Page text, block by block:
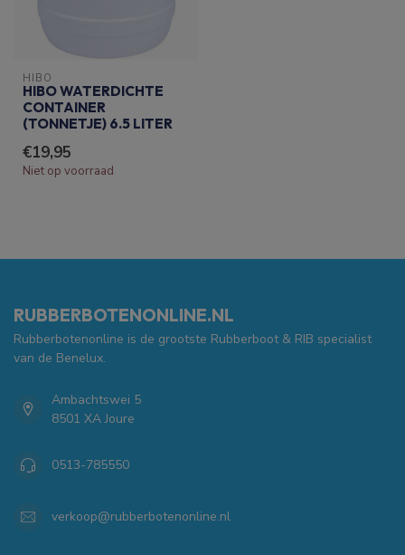
HIBO
HIBO WATERDICHTE
CONTAINER
(TONNETJE) 6.5 LITER
€19,95
Niet op voorraad
RUBBERBOTENONLINE.NL
Rubberbotenonline is de grootste Rubberboot & RIB specialist
van de Benelux.
Ambachtswei 5
8501 XA Joure
0513-785550
verkoop@rubberbotenonline.nl